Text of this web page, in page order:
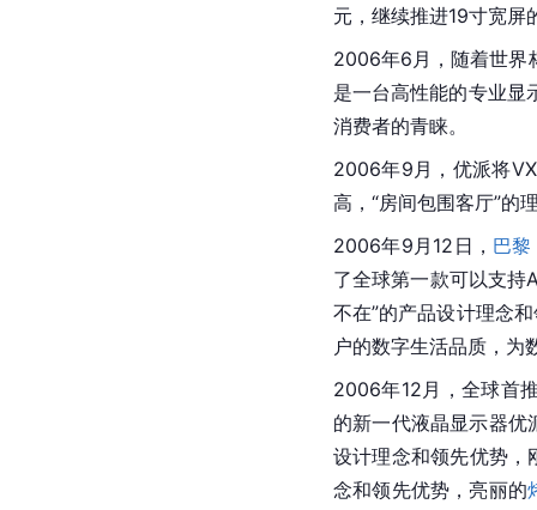
元，继续推进19寸宽屏
2006年6月，随着世界
是一台高性能的专业显
消费者的青睐。
2006年9月，优派将
高，“房间包围客厅”的
2006年9月12日， 巴黎
了全球第一款可以支
不在”的产品设计理念
户的数字生活品质，为
2006年12月，全球首
的新一代液晶显示器
设计理念和领先优势，
念和领先优势，亮丽的